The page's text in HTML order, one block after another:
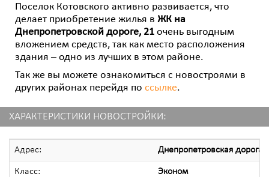
Поселок Котовского активно развивается, что
делает приобретение жилья в ЖК на
Днепропетровской дороге, 21 очень выгодным
вложением средств, так как место расположения
здания – одно из лучших в этом районе.
Так же вы можете ознакомиться с новостроями в
других районах перейдя по ссылке.
ХАРАКТЕРИСТИКИ НОВОСТРОЙКИ:
Адрес: Днепропетровская дорога
Класс: Эконом